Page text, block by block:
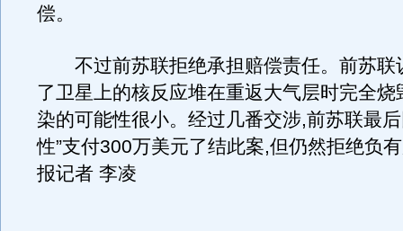
偿。
不过前苏联拒绝承担赔偿责任。前苏联
了卫星上的核反应堆在重返大气层时完全烧
染的可能性很小。经过几番交涉,前苏联最
性”支付300万美元了结此案,但仍然拒绝负
报记者 李凌